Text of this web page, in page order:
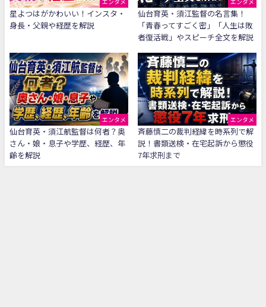
星よつはがかわいい！インスタ・
身長・父親や経歴を解説
仙台育英・須江監督の名言集！
「青春ってすごく密」「人生は敗
者復活戦」やスピーチ全文を解説
エンタメ
仙台育英・須江航監督は何者？奥
さん・娘・息子や学歴、経歴、年
齢を解説
エンタメ
斉藤慎二の裁判経緯を時系列で解
説！書類送検・在宅起訴から懲役
7年求刑まで